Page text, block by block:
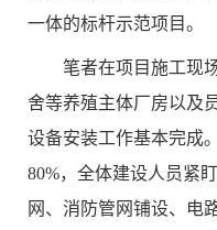
一体的标杆示范项目。
笔者在项目施工现
舍等养殖主体厂房以及
设备安装工作基本完成
80%，全体建设人员紧
网、消防管网铺设、电